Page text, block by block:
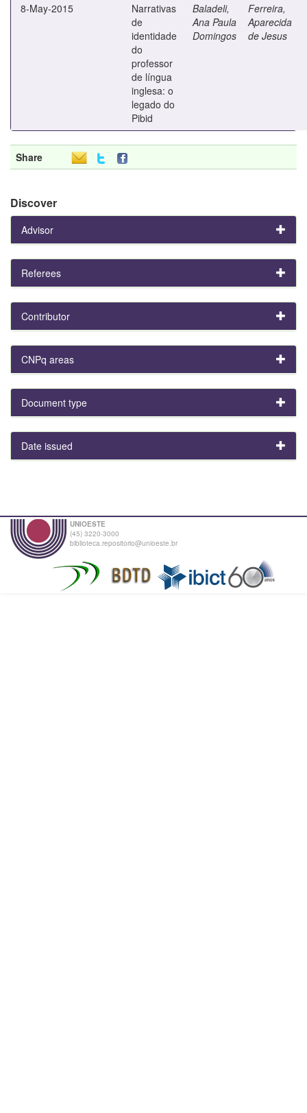
8-May-2015
Narrativas
de
identidade
do
professor
de língua
inglesa: o
legado do
Pibid
Baladeli,
Ana Paula
Domingos
Ferreira,
Aparecida
de Jesus
Share
Discover
Advisor
Referees
Contributor
CNPq areas
Document type
Date issued
UNIOESTE
(45) 3220-3000
biblioteca.repositorio@unioeste.br